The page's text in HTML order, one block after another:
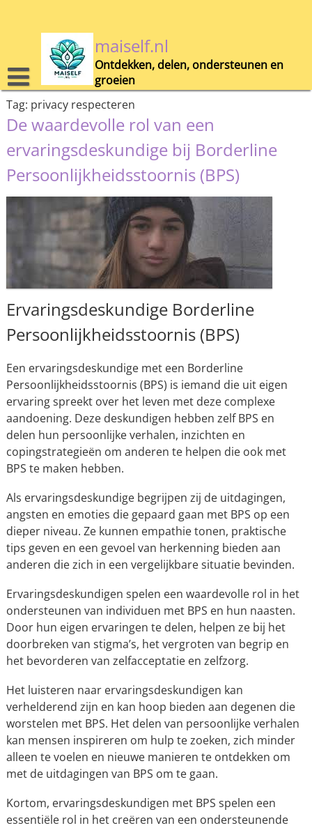
maiself.nl
Ontdekken, delen, ondersteunen en
groeien
Tag: privacy respecteren
De waardevolle rol van een
ervaringsdeskundige bij Borderline
Persoonlijkheidsstoornis (BPS)
Ervaringsdeskundige Borderline
Persoonlijkheidsstoornis (BPS)
Een ervaringsdeskundige met een Borderline
Persoonlijkheidsstoornis (BPS) is iemand die uit eigen
ervaring spreekt over het leven met deze complexe
aandoening. Deze deskundigen hebben zelf BPS en
delen hun persoonlijke verhalen, inzichten en
copingstrategieën om anderen te helpen die ook met
BPS te maken hebben.
Als ervaringsdeskundige begrijpen zij de uitdagingen,
angsten en emoties die gepaard gaan met BPS op een
dieper niveau. Ze kunnen empathie tonen, praktische
tips geven en een gevoel van herkenning bieden aan
anderen die zich in een vergelijkbare situatie bevinden.
Ervaringsdeskundigen spelen een waardevolle rol in het
ondersteunen van individuen met BPS en hun naasten.
Door hun eigen ervaringen te delen, helpen ze bij het
doorbreken van stigma’s, het vergroten van begrip en
het bevorderen van zelfacceptatie en zelfzorg.
Het luisteren naar ervaringsdeskundigen kan
verhelderend zijn en kan hoop bieden aan degenen die
worstelen met BPS. Het delen van persoonlijke verhalen
kan mensen inspireren om hulp te zoeken, zich minder
alleen te voelen en nieuwe manieren te ontdekken om
met de uitdagingen van BPS om te gaan.
Kortom, ervaringsdeskundigen met BPS spelen een
essentiële rol in het creëren van een ondersteunende